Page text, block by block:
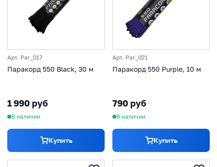
Арт. Par_017
Паракорд 550 Black, 30 м
1 990 руб
В наличии
Купить
Арт. Par_021
Паракорд 550 Purple, 10 м
790 руб
В наличии
Купить